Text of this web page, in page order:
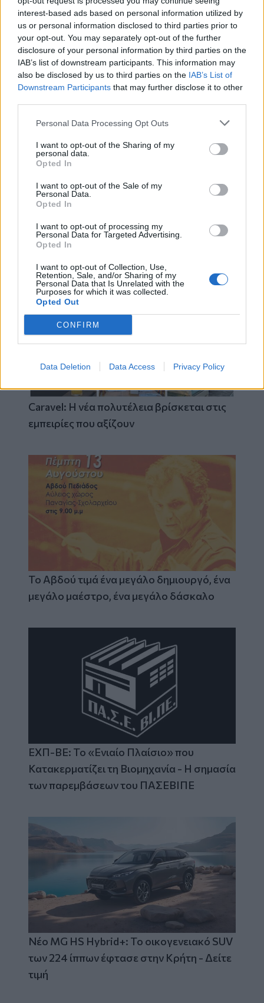
interest-based ads based on personal information utilized by
us or personal information disclosed to third parties prior to
your opt-out. You may separately opt-out of the further
disclosure of your personal information by third parties on the
IAB’s list of downstream participants. This information may
also be disclosed by us to third parties on the IAB’s List of
Downstream Participants that may further disclose it to other
Personal Data Processing Opt Outs
I want to opt-out of the Sharing of my
personal data.
Opted In
I want to opt-out of the Sale of my
Personal Data.
Opted In
I want to opt-out of processing my
Personal Data for Targeted Advertising.
Opted In
I want to opt-out of Collection, Use,
Retention, Sale, and/or Sharing of my
Personal Data that Is Unrelated with the
Purposes for which it was collected.
Opted Out
CONFIRM
Data Deletion Data Access Privacy Policy
Διεθνείς διακρίσεις για τη
Διεθνείς διακρίσεις για τη
μαθητική ταινία stop motion
«Shared Weights» του 8ου
Γυμνασίου Ηρακλείου
Best of Crete
Caravel: Η νέα πολυτέλεια βρίσκεται στις
εμπειρίες που αξίζουν
Το Αβδού τιμά ένα μεγάλο δημιουργό, ένα
μεγάλο μαέστρο, ένα μεγάλο δάσκαλο
ΕΧΠ-ΒΕ: Το «Ενιαίο Πλαίσιο» που
Κατακερματίζει τη Βιομηχανία - Η σημασία
των παρεμβάσεων του ΠΑΣΕΒΙΠΕ
Νέο MG HS Hybrid+: Το οικογενειακό SUV
των 224 ίππων έφτασε στην Κρήτη - Δείτε
τιμή